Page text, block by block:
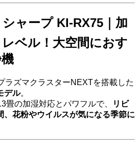
ャープ KI-RX75｜加
ベル！大空間におす
ラズマクラスターNEXTを搭載した
デル。
畳の加湿対応とパワフルで、
リビ
、花粉やウイルスが気になる季節に